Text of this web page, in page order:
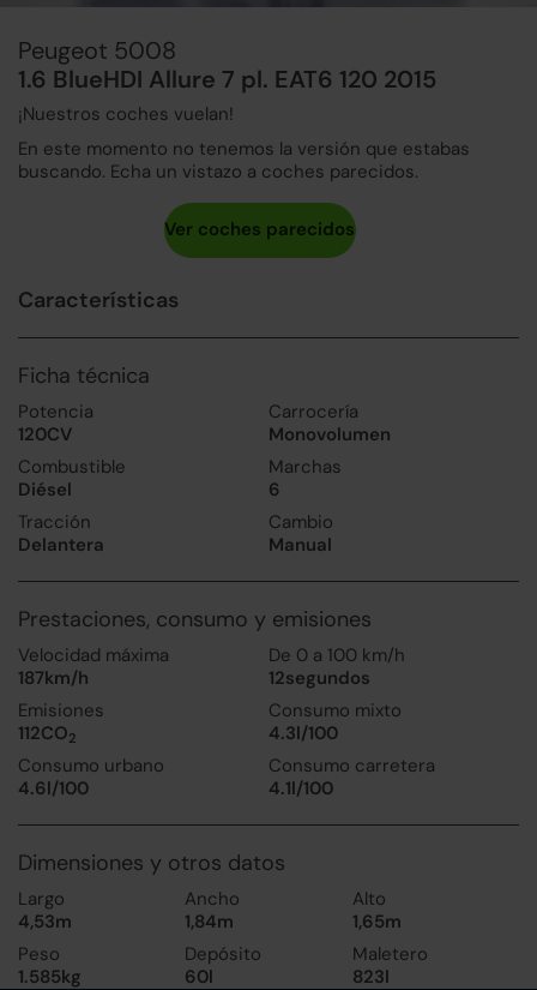
Peugeot 5008
1.6 BlueHDI Allure 7 pl. EAT6 120 2015
¡Nuestros coches vuelan!
En este momento no tenemos la versión que estabas
buscando. Echa un vistazo a coches parecidos.
Características
Ficha técnica
Potencia
120CV
Carrocería
Monovolumen
Combustible
Diésel
Marchas
6
Tracción
Delantera
Cambio
Manual
Prestaciones, consumo y emisiones
Velocidad máxima
187km/h
De 0 a 100 km/h
12segundos
Emisiones
112CO2
Consumo mixto
4.3l/100
Consumo urbano
4.6l/100
Consumo carretera
4.1l/100
Dimensiones y otros datos
Largo
4,53m
Ancho
1,84m
Alto
1,65m
Peso
1.585kg
Depósito
60l
Maletero
823l